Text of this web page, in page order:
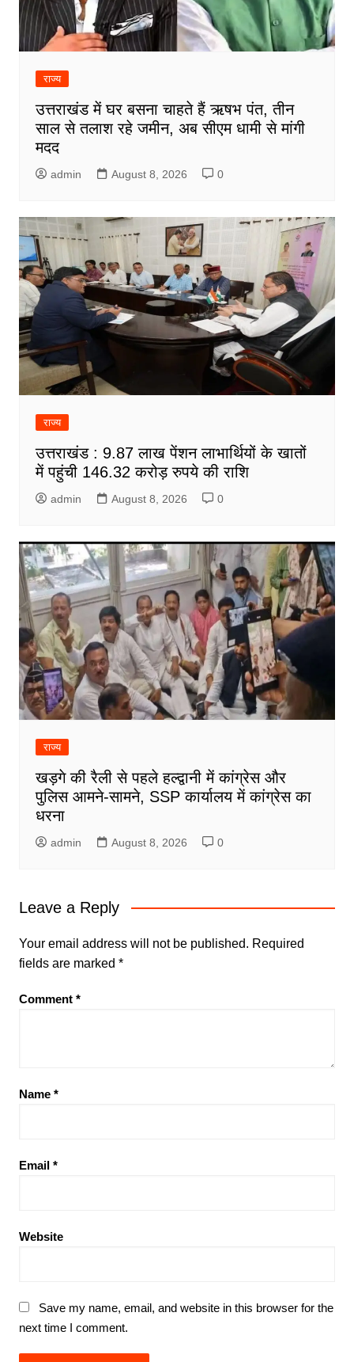
राज्य
उत्तराखंड में घर बसना चाहते हैं ऋषभ पंत, तीन
साल से तलाश रहे जमीन, अब सीएम धामी से मांगी
मदद
admin August 8, 2026 0
राज्य
उत्तराखंड : 9.87 लाख पेंशन लाभार्थियों के खातों
में पहुंची 146.32 करोड़ रुपये की राशि
admin August 8, 2026 0
राज्य
खड़गे की रैली से पहले हल्द्वानी में कांग्रेस और
पुलिस आमने-सामने, SSP कार्यालय में कांग्रेस का
धरना
admin August 8, 2026 0
Leave a Reply
Your email address will not be published. Required
fields are marked *
Comment *
Name *
Email *
Website
Save my name, email, and website in this browser for the
next time I comment.